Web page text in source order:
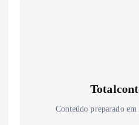
Conteúdo preparado